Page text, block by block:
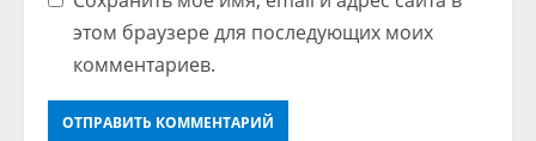
этом браузере для последующих моих
комментариев.